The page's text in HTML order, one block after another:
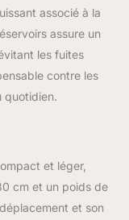
accrue du
réduit le
et améliore
nettoyage
flotteur :
flotteurs
d'une trop
d'eaux
associé à la
assure un
les fuites
contre les
quotidien.
et léger,
cm et un poids de
et son